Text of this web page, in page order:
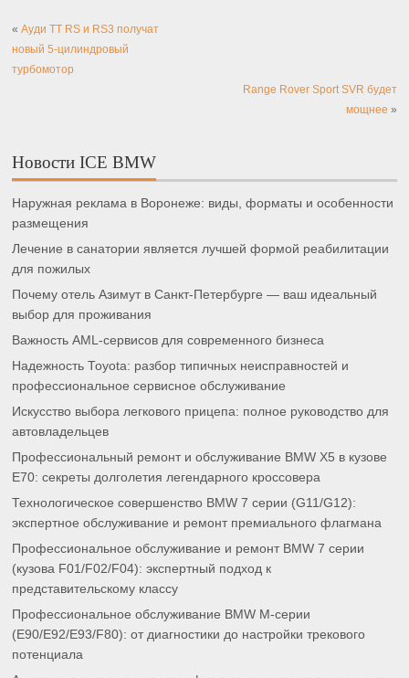
«Ауди TT RS и RS3 получат
новый 5-цилиндровый
турбомотор
Range Rover Sport SVR будет
мощнее »
Новости ICE BMW
Наружная реклама в Воронеже: виды, форматы и особенности
размещения
Лечение в санатории является лучшей формой реабилитации
для пожилых
Почему отель Азимут в Санкт-Петербурге — ваш идеальный
выбор для проживания
Важность AML-сервисов для современного бизнеса
Надежность Toyota: разбор типичных неисправностей и
профессиональное сервисное обслуживание
Искусство выбора легкового прицепа: полное руководство для
автовладельцев
Профессиональный ремонт и обслуживание BMW X5 в кузове
E70: секреты долголетия легендарного кроссовера
Технологическое совершенство BMW 7 серии (G11/G12):
экспертное обслуживание и ремонт премиального флагмана
Профессиональное обслуживание и ремонт BMW 7 серии
(кузова F01/F02/F04): экспертный подход к
представительскому классу
Профессиональное обслуживание BMW M-серии
(E90/E92/E93/F80): от диагностики до настройки трекового
потенциала